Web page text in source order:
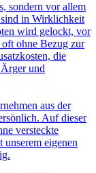
sondern vor allem
in Wirklichkeit
wird gelockt, vor
ohne Bezug zur
die
und
aus der
Auf dieser
versteckte
eigenen